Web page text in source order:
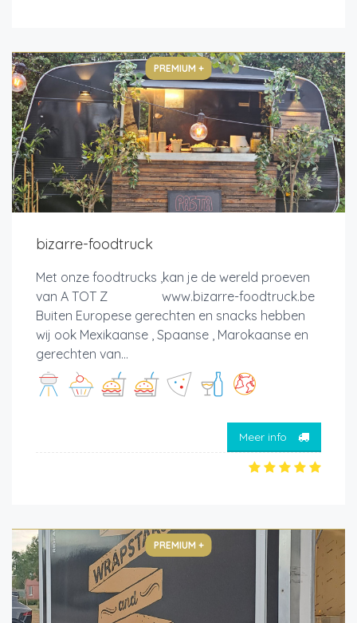
PREMIUM +
bizarre-foodtruck
Met onze foodtrucks ,kan je de wereld proeven
van A TOT Z www.bizarre-foodtruck.be
Buiten Europese gerechten en snacks hebben
wij ook Mexikaanse , Spaanse , Marokaanse en
gerechten van...
Meer info
PREMIUM +